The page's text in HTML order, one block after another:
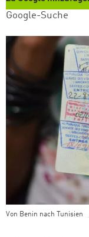
Google-Suche
Von Benin nach Tunisien